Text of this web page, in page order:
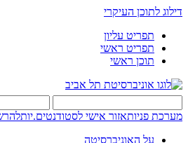
דילוג לתוכן העיקרי
תפריט עליון
תפריט ראשי
תוכן ראשי
מערכת פניותאזור אישי לסטודנטים.יות
על האוניברסיטה